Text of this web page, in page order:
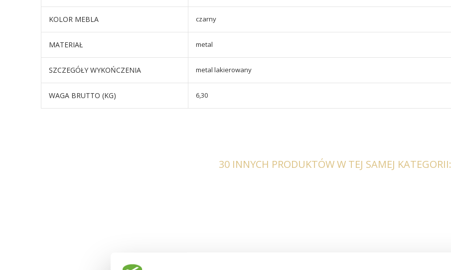
KOLOR MEBLA czarny
MATERIAŁ metal
SZCZEGÓŁY WYKOŃCZENIA metal lakierowany
WAGA BRUTTO (KG) 6,30
30 INNYCH PRODUKTÓW W TEJ SAMEJ KATEGORII: